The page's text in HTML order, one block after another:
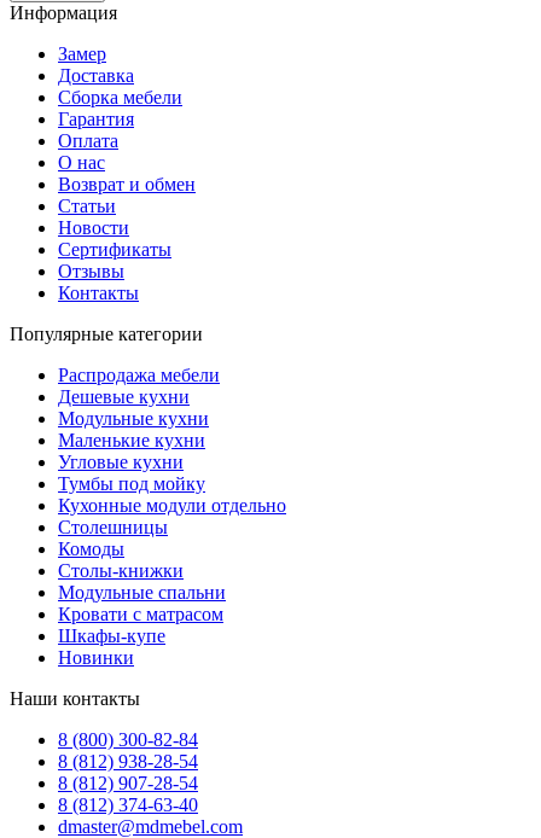
Информация
Замер
Доставка
Сборка мебели
Гарантия
Оплата
О нас
Возврат и обмен
Статьи
Новости
Сертификаты
Отзывы
Контакты
Популярные категории
Распродажа мебели
Дешевые кухни
Модульные кухни
Маленькие кухни
Угловые кухни
Тумбы под мойку
Кухонные модули отдельно
Столешницы
Комоды
Столы-книжки
Модульные спальни
Кровати с матрасом
Шкафы-купе
Новинки
Наши контакты
8 (800) 300-82-84
8 (812) 938-28-54
8 (812) 907-28-54
8 (812) 374-63-40
dmaster@mdmebel.com